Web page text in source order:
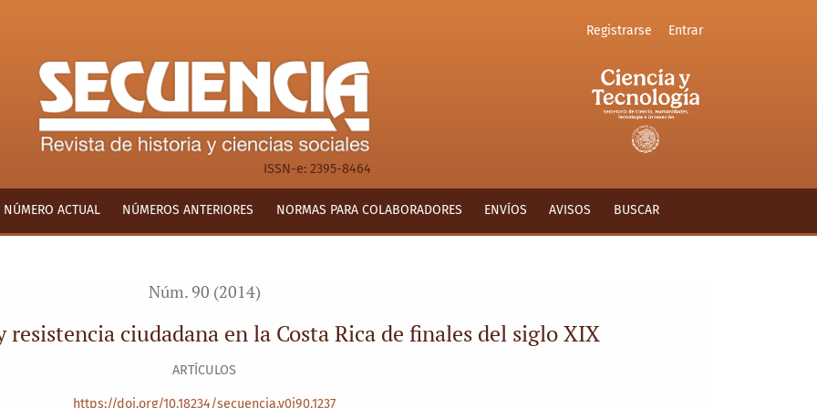
Costa Rica de finales del siglo XIX
ISSN-e: 2395-8464
Registrarse Entrar
NÚMERO ACTUAL NÚMEROS ANTERIORES NORMAS PARA COLABORADORES ENVÍOS AVISOS BUSCAR
Núm. 90 (2014)
resistencia ciudadana en la Costa Rica de finales del siglo XIX
ARTÍCULOS
https://doi.org/10.18234/secuencia.v0i90.1237